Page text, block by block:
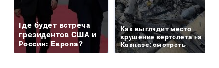
Где будет встреча
президентов США и
России: Европа?
Как выглядит место
крушение вертолета на
Кавказе: смотреть